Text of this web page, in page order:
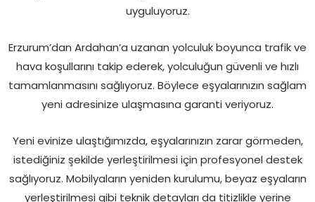
uyguluyoruz.
Erzurum’dan Ardahan’a uzanan yolculuk boyunca trafik ve
hava koşullarını takip ederek, yolculuğun güvenli ve hızlı
tamamlanmasını sağlıyoruz. Böylece eşyalarınızın sağlam
yeni adresinize ulaşmasına garanti veriyoruz.
Yeni evinize ulaştığımızda, eşyalarınızın zarar görmeden,
istediğiniz şekilde yerleştirilmesi için profesyonel destek
sağlıyoruz. Mobilyaların yeniden kurulumu, beyaz eşyaların
yerleştirilmesi gibi teknik detayları da titizlikle yerine